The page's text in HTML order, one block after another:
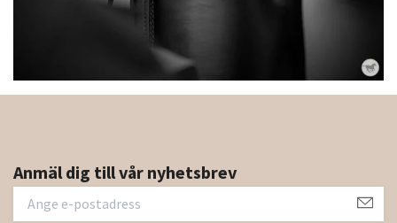
Anmäl dig till vår nyhetsbrev